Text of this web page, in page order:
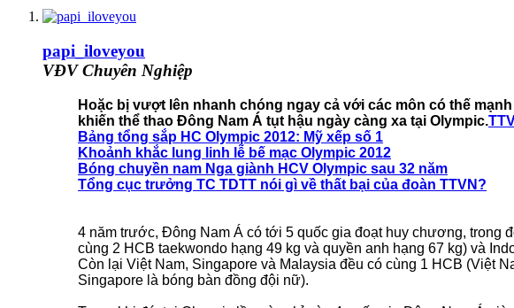
papi_iloveyou
VĐV Chuyên Nghiệp
Hoặc bị vượt lên nhanh chóng ngay cả với các môn có thế
khiến thể thao Đông Nam Á tụt hậu ngày càng xa tại Olympic.
Bảng tổng sắp HC Olympic 2012: Mỹ xếp số 1
Khoảnh khắc lung linh lễ bế mạc Olympic 2012
Bóng chuyền nam Nga giành HCV Olympic sau 32 năm
Tổng cục trưởng TC TDTT nói gì về thất bại của đoàn TTVN?
4 năm trước, Đông Nam Á có tới 5 quốc gia đoạt huy chương, trong
cùng 2 HCB taekwondo hạng 49 kg và quyền anh hạng 67 kg) và
Còn lại Việt Nam, Singapore và Malaysia đều có cùng 1 HCB (Việt
Singapore là bóng bàn đồng đội nữ).